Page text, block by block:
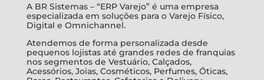
A BR Sistemas – “ERP Varejo” é uma empresa
especializada em soluções para o Varejo Físico,
Digital e Omnichannel.
Atendemos de forma personalizada desde
pequenos lojistas até grandes redes de franquias
nos segmentos de Vestuário, Calçados,
Acessórios, Joias, Cosméticos, Perfumes, Óticas,